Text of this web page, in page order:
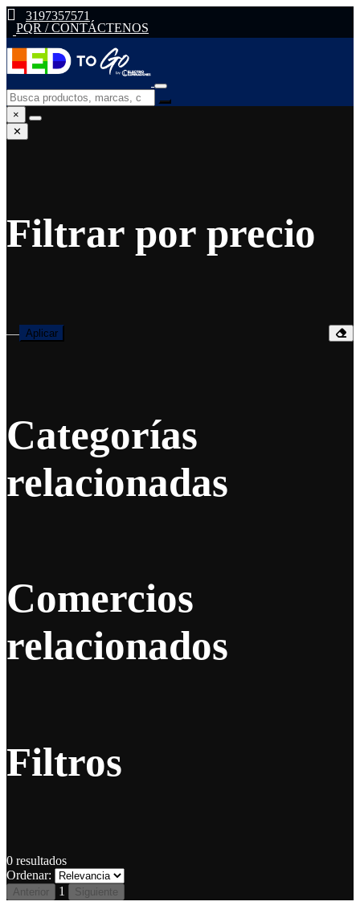
3197357571
PQR / CONTÁCTENOS
×
✕
Filtrar por precio
— Aplicar
Categorías
relacionadas
Comercios
relacionados
Filtros
0 resultados
Ordenar:
Anterior 1 Siguiente